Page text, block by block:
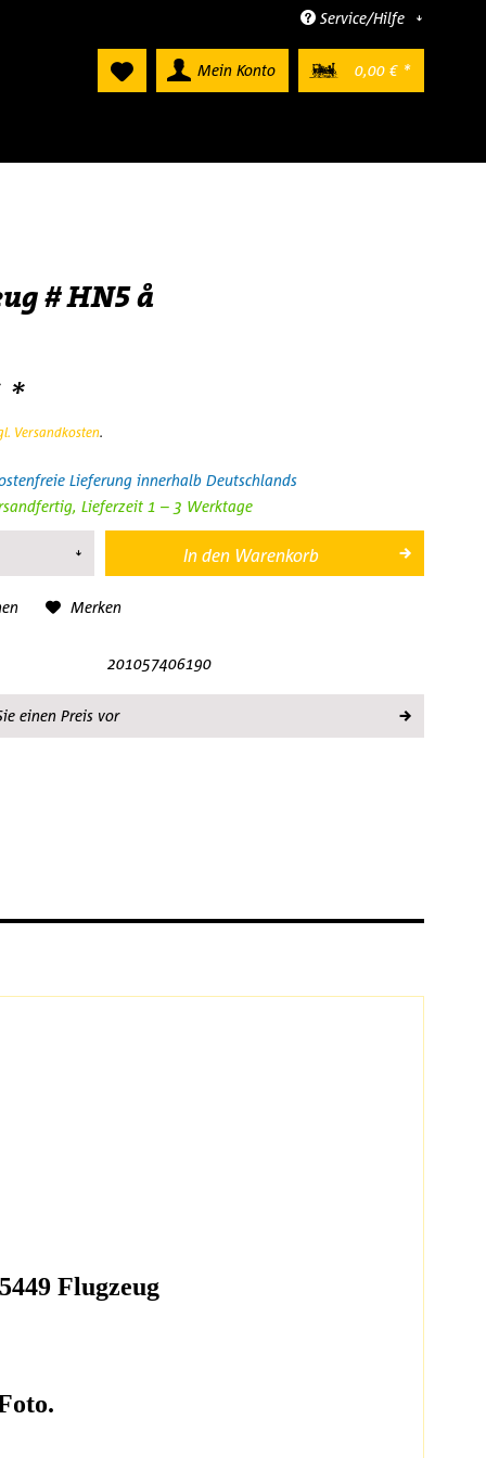
Service/Hilfe
Mein Konto 0,00 € *
# HN5 å
*
Versandkosten.
Lieferung innerhalb Deutschlands
Lieferzeit 1 – 3 Werktage
In den Warenkorb
Merken
201057406190
einen Preis vor
Flugzeug